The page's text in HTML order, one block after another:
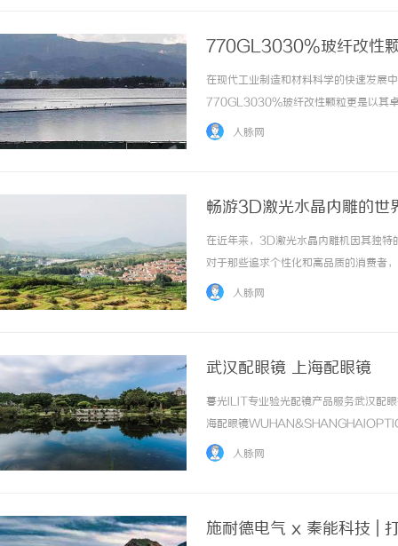
770GL3030%玻纤改性
在现代工业制造和材料科学的快速发展
770GL3030%玻纤改性颗粒更是以其
770GL3030%玻纤改性颗粒的组成、
人脉网
畅游3D激光水晶内雕的世
在近年来，3D激光水晶内雕机因其独
对于那些追求个性化和高品质的消费者
作为中国经济发展迅速的省份之一，拥
人脉网
武汉配眼镜 上海配眼镜
暮光ILIT专业验光配镜产品服务武汉配
海配眼镜
品牌，现于武汉与上海设有4家门店。
人脉网
施耐德电气 x 秦能科技 |